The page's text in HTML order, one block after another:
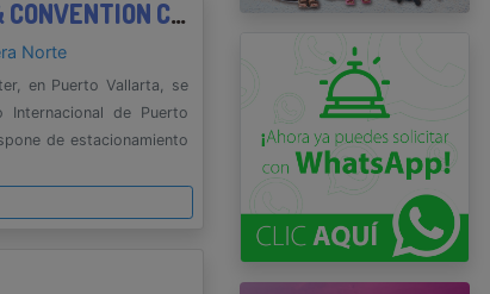
SHERATON BUGANVILIAS RESORT & CONVENTION CENTER
Norte
en Puerto Vallarta, se
de Puerto
de estacionamiento